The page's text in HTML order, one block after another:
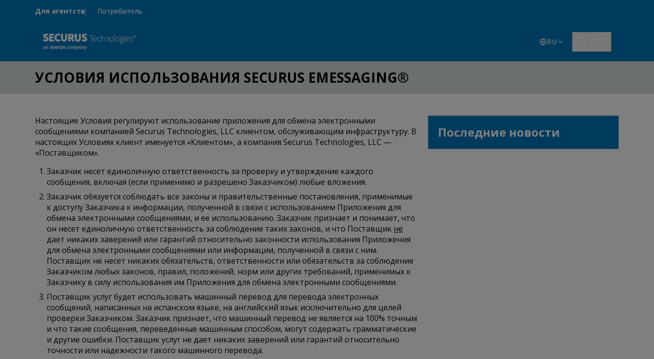
Для агентств Потребитель
RU
УСЛОВИЯ ИСПОЛЬЗОВАНИЯ SECURUS EMESSAGING®
Настоящие Условия регулируют использование приложения для обмена электронными
сообщениями компанией Securus Technologies, LLC клиентом, обслуживающим инфраструктуру. В
настоящих Условиях клиент именуется «Клиентом», а компания Securus Technologies, LLC —
«Поставщиком».
Заказчик несет единоличную ответственность за проверку и утверждение каждого
сообщения, включая (если применимо и разрешено Заказчиком) любые вложения.
Заказчик обязуется соблюдать все законы и правительственные постановления, применимые
к доступу Заказчика к информации, полученной в связи с использованием Приложения для
обмена электронными сообщениями, и ее использованию. Заказчик признает и понимает, что
он несет единоличную ответственность за соблюдение таких законов, и что Поставщик не
дает никаких заверений или гарантий относительно законности использования Приложения
для обмена электронными сообщениями или информации, полученной в связи с ним.
Поставщик не несет никаких обязательств, ответственности или обязательств за соблюдение
Заказчиком любых законов, правил, положений, норм или других требований, применимых к
Заказчику в силу использования им Приложения для обмена электронными сообщениями.
Поставщик услуг будет использовать машинный перевод для перевода электронных
сообщений, написанных на испанском языке, на английский язык исключительно для целей
проверки Заказчиком. Заказчик признает, что машинный перевод не является на 100% точным
и что такие сообщения, переведенные машинным способом, могут содержать грамматические
и другие ошибки. Поставщик услуг не дает никаких заверений или гарантий относительно
точности или надежности такого машинного перевода.
Последние новости